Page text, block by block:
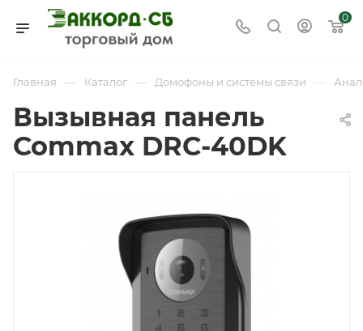
0
Главная — Каталог — Домофоны и системы связи —
Вызывная панель
Commax DRC-40DK